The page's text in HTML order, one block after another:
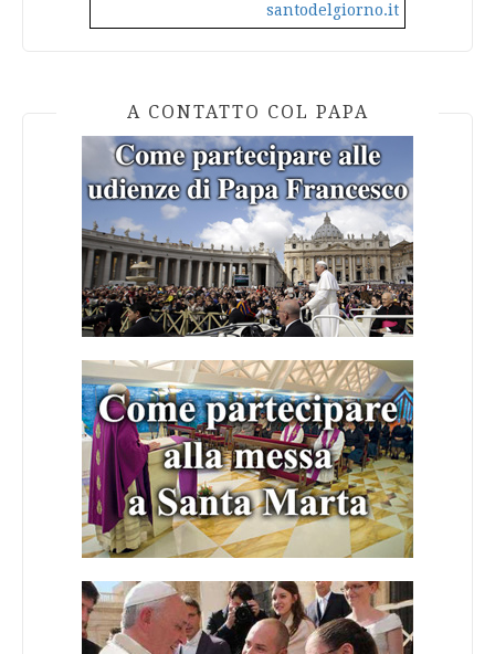
santodelgiorno.it
A CONTATTO COL PAPA